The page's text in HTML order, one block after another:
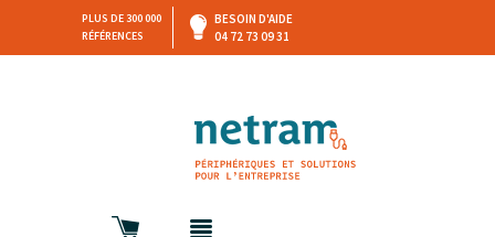
PLUS DE 300 000
RÉFÉRENCES
BESOIN D'AIDE
04 72 73 09 31